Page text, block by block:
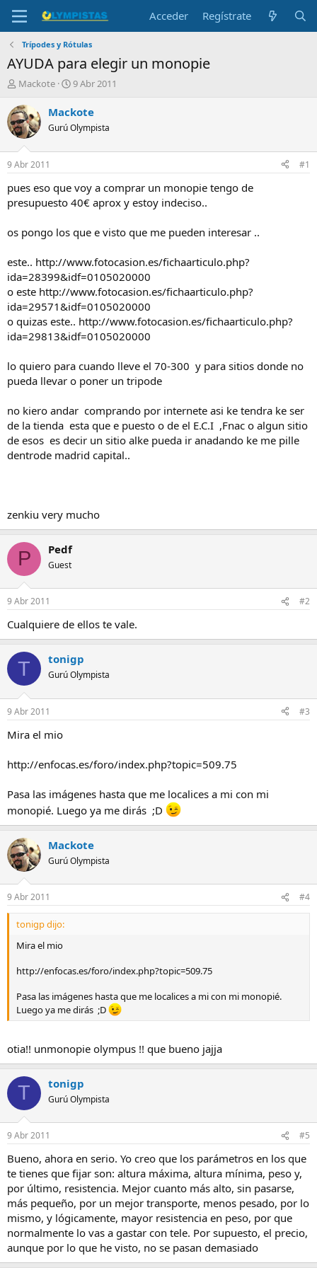
Acceder Regístrate
Trípodes y Rótulas
AYUDA para elegir un monopie
I
i
c
i
a
d
o
r
e
t
m
a
Mackote
F
c
h
a
i
n
i
c
o
9 Abr 2011
Mackote
Gurú Olympista
9 Abr 2011 #1
pues eso que voy a comprar un monopie tengo de
presupuesto 40€ aprox y estoy indeciso..
os pongo los que e visto que me pueden interesar ..
este.. http://www.fotocasion.es/fichaarticulo.php?
ida=28399&idf=0105020000
o este http://www.fotocasion.es/fichaarticulo.php?
ida=29571&idf=0105020000
o quizas este.. http://www.fotocasion.es/fichaarticulo.php?
ida=29813&idf=0105020000
lo quiero para cuando lleve el 70-300 y para sitios donde no
pueda llevar o poner un tripode
no kiero andar comprando por internete asi ke tendra ke ser
de la tienda esta que e puesto o de el E.C.I ,Fnac o algun sitio
de esos es decir un sitio alke pueda ir anadando ke me pille
dentrode madrid capital..
zenkiu very mucho
P Pedf
Guest
9 Abr 2011 #2
Cualquiere de ellos te vale.
T tonigp
Gurú Olympista
9 Abr 2011 #3
Mira el mio
http://enfocas.es/foro/index.php?topic=509.75
Pasa las imágenes hasta que me localices a mi con mi
monopié. Luego ya me dirás ;D
Mackote
Gurú Olympista
9 Abr 2011 #4
tonigp dijo:
Mira el mio
http://enfocas.es/foro/index.php?topic=509.75
Pasa las imágenes hasta que me localices a mi con mi monopié.
Luego ya me dirás ;D
otia!! unmonopie olympus !! que bueno jajja
T tonigp
Gurú Olympista
9 Abr 2011 #5
Bueno, ahora en serio. Yo creo que los parámetros en los que
te tienes que fijar son: altura máxima, altura mínima, peso y,
por último, resistencia. Mejor cuanto más alto, sin pasarse,
más pequeño, por un mejor transporte, menos pesado, por lo
mismo, y lógicamente, mayor resistencia en peso, por que
normalmente lo vas a gastar con tele. Por supuesto, el precio,
aunque por lo que he visto, no se pasan demasiado